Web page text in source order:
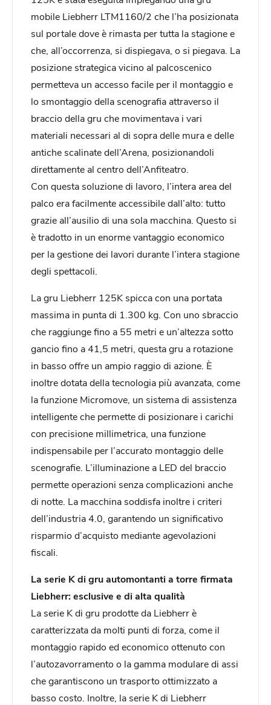
mobile Liebherr LTM1160/2 che l’ha posizionata
sul portale dove è rimasta per tutta la stagione e
che, all’occorrenza, si dispiegava, o si piegava. La
posizione strategica vicino al palcoscenico
permetteva un accesso facile per il montaggio e
lo smontaggio della scenografia attraverso il
braccio della gru che movimentava i vari
materiali necessari al di sopra delle mura e delle
antiche scalinate dell’Arena, posizionandoli
direttamente al centro dell’Anfiteatro.
Con questa soluzione di lavoro, l’intera area del
palco era facilmente accessibile dall’alto: tutto
grazie all’ausilio di una sola macchina. Questo si
è tradotto in un enorme vantaggio economico
per la gestione dei lavori durante l’intera stagione
degli spettacoli.
La gru Liebherr 125K spicca con una portata
massima in punta di 1.300 kg. Con uno sbraccio
che raggiunge fino a 55 metri e un’altezza sotto
gancio fino a 41,5 metri, questa gru a rotazione
in basso offre un ampio raggio di azione. È
inoltre dotata della tecnologia più avanzata, come
la funzione Micromove, un sistema di assistenza
intelligente che permette di posizionare i carichi
con precisione millimetrica, una funzione
indispensabile per l’accurato montaggio delle
scenografie. L’illuminazione a LED del braccio
permette operazioni senza complicazioni anche
di notte. La macchina soddisfa inoltre i criteri
dell’industria 4.0, garantendo un significativo
risparmio d’acquisto mediante agevolazioni
fiscali.
La serie K di gru automontanti a torre firmata
Liebherr: esclusive e di alta qualità
La serie K di gru prodotte da Liebherr è
caratterizzata da molti punti di forza, come il
montaggio rapido ed economico ottenuto con
l’autozavorramento o la gamma modulare di assi
che garantiscono un trasporto ottimizzato a
basso costo. Inoltre, la serie K di Liebherr